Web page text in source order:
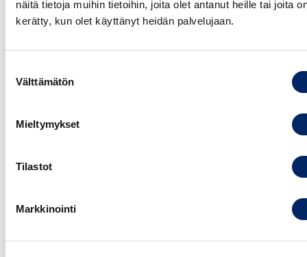
näitä tietoja muihin tietoihin, joita olet antanut heille tai joita
kerätty, kun olet käyttänyt heidän palvelujaan.
valinta
Välttämätön
Mieltymykset
Tilastot
Markkinointi
Viitekehykset ja SBTi
Viestintä
Koulutushinnat
(+Alv 25,5%)
€(+Alv 25,5%)